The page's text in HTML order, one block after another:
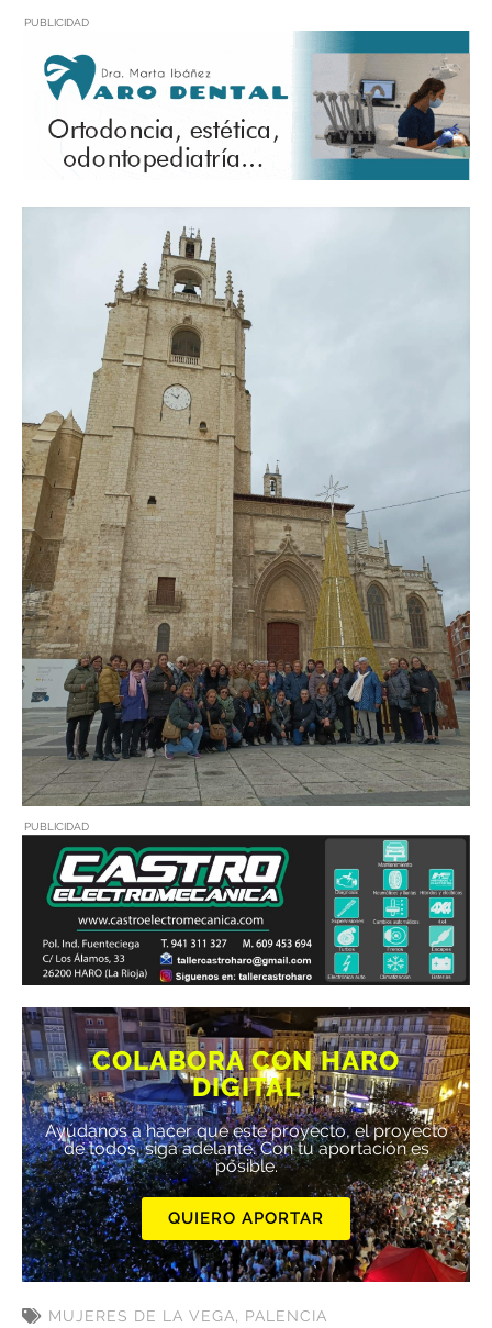
PUBLICIDAD
PUBLICIDAD
COLABORA CON HARO
DIGITAL
Ayúdanos a hacer que este proyecto, el proyecto
de todos, siga adelante. Con tu aportación es
posible.
QUIERO APORTAR
MUJERES DE LA VEGA, PALENCIA